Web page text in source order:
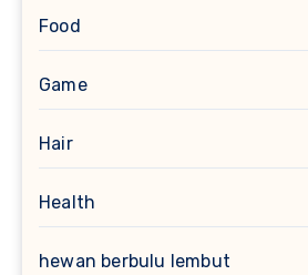
Food
Game
Hair
Health
hewan berbulu lembut